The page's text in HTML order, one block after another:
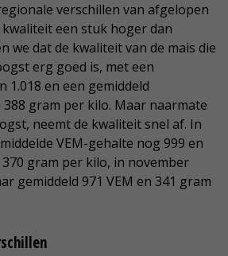
verschillen van afgelopen
een stuk hoger dan
we dat de kwaliteit van de mais die
erg goed is, met een
1.018 en een gemiddeld
gram per kilo. Maar naarmate
neemt de kwaliteit snel af. In
VEM-gehalte nog 999 en
gram per kilo, in november
gemiddeld 971 VEM en 341 gram